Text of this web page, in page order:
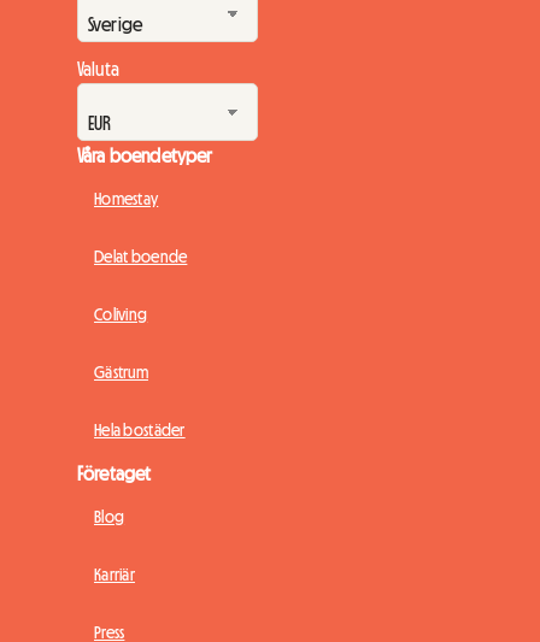
Valuta
Våra boendetyper
Homestay
Delat boende
Coliving
Gästrum
Hela bostäder
Företaget
Blog
Karriär
Press